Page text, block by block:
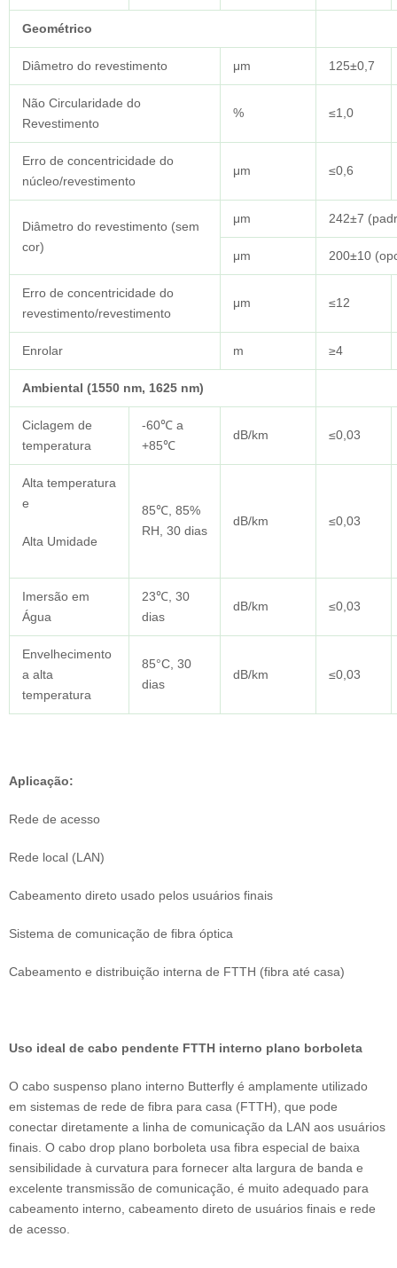
Geométrico
Diâmetro do revestimento μm 125±0,7
Não Circularidade do
Revestimento
% ≤1,0
Erro de concentricidade do
núcleo/revestimento
μm ≤0,6
Diâmetro do revestimento (sem
cor)
μm 242±7
μm 200±10
Erro de concentricidade do
revestimento/revestimento
μm ≤12
Enrolar m ≥4
Ambiental (1550 nm, 1625 nm)
Ciclagem de
temperatura
-60℃ a
+85℃
dB/km ≤0,03
Alta temperatura
e
Alta Umidade
85℃, 85%
RH, 30 dias
dB/km ≤0,03
Imersão em
Água
23℃, 30
dias
dB/km ≤0,03
Envelhecimento
a alta
temperatura
85°C, 30
dias
dB/km ≤0,03
Aplicação:
Rede de acesso
Rede local (LAN)
Cabeamento direto usado pelos usuários finais
Sistema de comunicação de fibra óptica
Cabeamento e distribuição interna de FTTH (fibra até casa)
Uso ideal de cabo pendente FTTH interno plano borboleta
O cabo suspenso plano interno Butterfly é amplamente utilizado
em sistemas de rede de fibra para casa (FTTH), que pode
conectar diretamente a linha de comunicação da LAN aos usuários
finais. O cabo drop plano borboleta usa fibra especial de baixa
sensibilidade à curvatura para fornecer alta largura de banda e
excelente transmissão de comunicação, é muito adequado para
cabeamento interno, cabeamento direto de usuários finais e rede
de acesso.